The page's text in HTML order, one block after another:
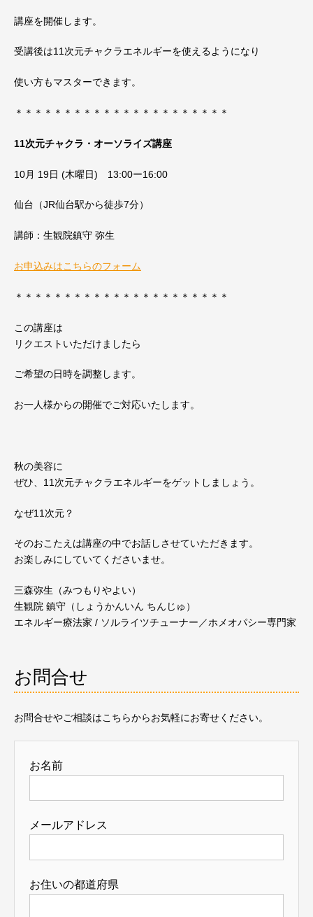
講座を開催します。
受講後は11次元チャクラエネルギーを使えるようになり
使い方もマスターできます。
＊＊＊＊＊＊＊＊＊＊＊＊＊＊＊＊＊＊＊＊＊＊
11次元チャクラ・オーソライズ講座
10月 19日 (木曜日) 13:00ー16:00
仙台（JR仙台駅から徒歩7分）
講師：生観院鎮守 弥生
お申込みはこちらのフォーム
＊＊＊＊＊＊＊＊＊＊＊＊＊＊＊＊＊＊＊＊＊＊
この講座は
リクエストいただけましたら
ご希望の日時を調整します。
お一人様からの開催でご対応いたします。
秋の美容に
ぜひ、11次元チャクラエネルギーをゲットしましょう。
なぜ11次元？
そのおこたえは講座の中でお話しさせていただきます。
お楽しみにしていてくださいませ。
三森弥生（みつもりやよい）
生観院 鎮守（しょうかんいん ちんじゅ）
エネルギー療法家 / ソルライツチューナー／ホメオパシー専門家
お問合せ
お問合せやご相談はこちらからお気軽にお寄せください。
お名前
メールアドレス
お住いの都道府県